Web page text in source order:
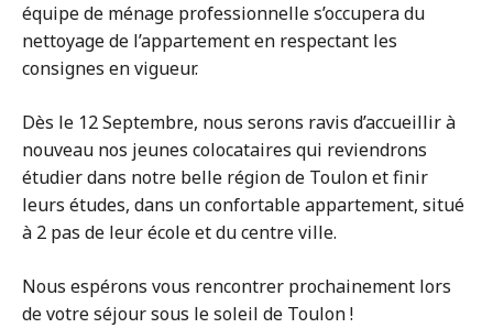
équipe de ménage professionnelle s’occupera du
nettoyage de l’appartement en respectant les
consignes en vigueur.
Dès le 12 Septembre, nous serons ravis d’accueillir à
nouveau nos jeunes colocataires qui reviendrons
étudier dans notre belle région de Toulon et finir
leurs études, dans un confortable appartement, situé
à 2 pas de leur école et du centre ville.
Nous espérons vous rencontrer prochainement lors
de votre séjour sous le soleil de Toulon !